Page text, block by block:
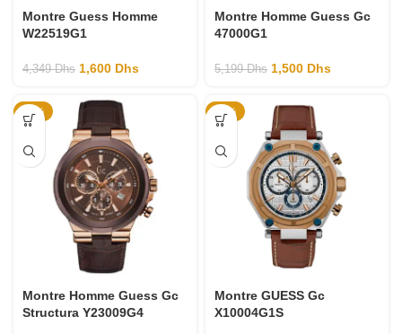
Montre Guess Homme
W22519G1
4,349Dhs 1,600 Dhs
Montre Homme Guess Gc
47000G1
5,199Dhs 1,500 Dhs
-64%
Montre Homme Guess Gc
Structura Y23009G4
-74%
Montre GUESS Gc
X10004G1S